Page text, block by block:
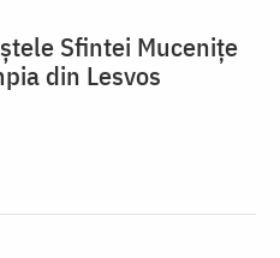
Sfintei Mucenițe
din Lesvos